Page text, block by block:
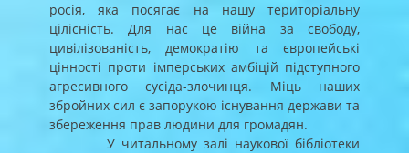
росія, яка посягає на нашу територіальну
цілісність. Для нас це війна за свободу,
цивілізованість, демократію та європейські
цінності проти імперських амбіцій підступного
агресивного сусіда-злочинця. Міць наших
збройних сил є запорукою існування держави та
збереження прав людини для громадян.
У читальному залі наукової бібліотеки